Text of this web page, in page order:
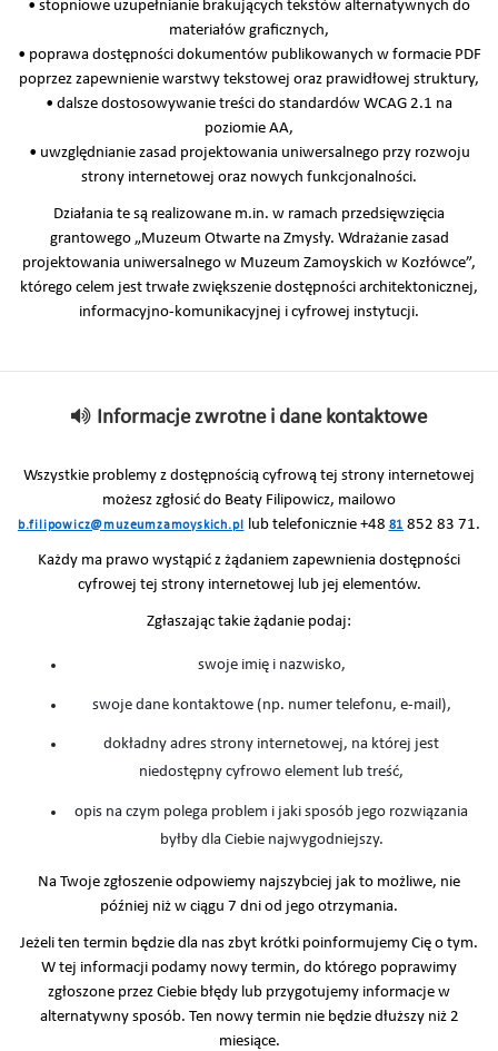
• stopniowe uzupełnianie brakujących tekstów alternatywnych do
materiałów graficznych,
• poprawa dostępności dokumentów publikowanych w formacie PDF
poprzez zapewnienie warstwy tekstowej oraz prawidłowej struktury,
• dalsze dostosowywanie treści do standardów WCAG 2.1 na
poziomie AA,
• uwzględnianie zasad projektowania uniwersalnego przy rozwoju
strony internetowej oraz nowych funkcjonalności.
Działania te są realizowane m.in. w ramach przedsięwzięcia
grantowego „Muzeum Otwarte na Zmysły. Wdrażanie zasad
projektowania uniwersalnego w Muzeum Zamoyskich w Kozłówce”,
którego celem jest trwałe zwiększenie dostępności architektonicznej,
informacyjno-komunikacyjnej i cyfrowej instytucji.
Informacje zwrotne i dane kontaktowe
Wszystkie problemy z dostępnością cyfrową tej strony internetowej
możesz zgłosić do Beaty Filipowicz, mailowo
b.filipowicz@muzeumzamoyskich.pl lub telefonicznie +48 81 852 83 71.
Każdy ma prawo wystąpić z żądaniem zapewnienia dostępności
cyfrowej tej strony internetowej lub jej elementów.
Zgłaszając takie żądanie podaj:
swoje imię i nazwisko,
swoje dane kontaktowe (np. numer telefonu, e-mail),
dokładny adres strony internetowej, na której jest
niedostępny cyfrowo element lub treść,
opis na czym polega problem i jaki sposób jego rozwiązania
byłby dla Ciebie najwygodniejszy.
Na Twoje zgłoszenie odpowiemy najszybciej jak to możliwe, nie
później niż w ciągu 7 dni od jego otrzymania.
Jeżeli ten termin będzie dla nas zbyt krótki poinformujemy Cię o tym.
W tej informacji podamy nowy termin, do którego poprawimy
zgłoszone przez Ciebie błędy lub przygotujemy informacje w
alternatywny sposób. Ten nowy termin nie będzie dłuższy niż 2
miesiące.